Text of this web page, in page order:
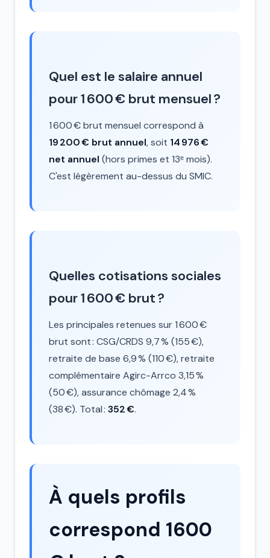
Quel est le salaire annuel
pour 1 600 € brut mensuel ?
1 600 € brut mensuel correspond à
19 200 € brut annuel, soit 14 976 €
net annuel (hors primes et 13ᵉ mois).
C'est légèrement au-dessus du SMIC.
Quelles cotisations sociales
pour 1 600 € brut ?
Les principales retenues sur 1 600 €
brut sont : CSG/CRDS 9,7 % (155 €),
retraite de base 6,9 % (110 €), retraite
complémentaire Agirc-Arrco 3,15 %
(50 €), assurance chômage 2,4 %
(38 €). Total : 352 €.
À quels profils
correspond 1600